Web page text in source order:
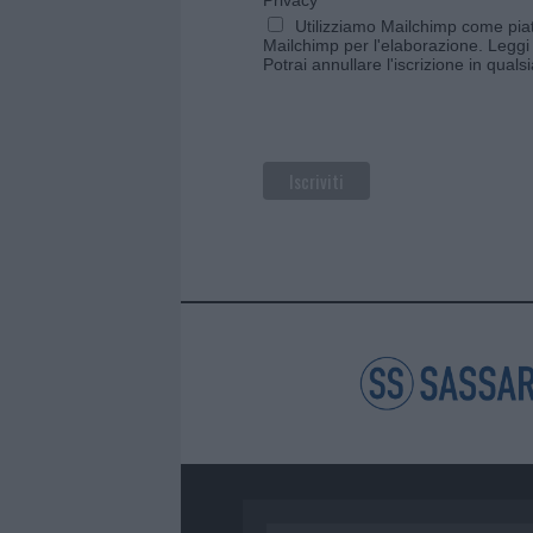
Utilizziamo Mailchimp come
Mailchimp per l'elaborazione.
Potrai annullare l'iscrizione in